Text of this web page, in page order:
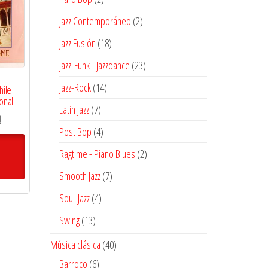
El
precio
$27.900.
productos
Jazz Contemporáneo 22
Jazz Fusión 1818
productos
Jazz-Funk - Jazzdance 2323
Jazz-Rock 1414
Latin Jazz 77
productos
Post Bop 44
productos
Ragtime - Piano Blues 22
Smooth Jazz 77
Soul-Jazz 44
Swing 1313
Música clásica 4040
Barroco 66